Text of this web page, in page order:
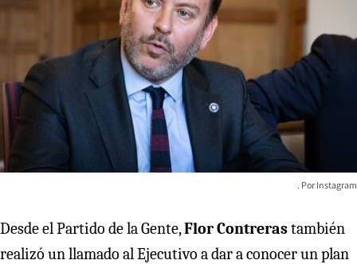
Instagram
Desde el Partido de la Gente,Flor Contrerastambién
realizó un llamado al Ejecutivo a dar a conocer un plan